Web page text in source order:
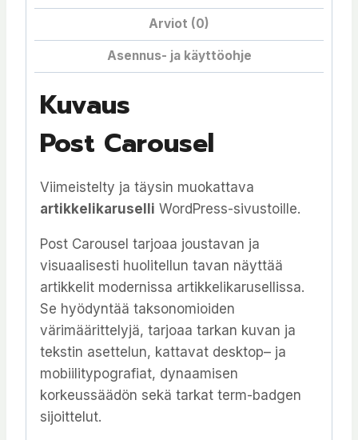
Arviot (0)
Asennus- ja käyttöohje
Kuvaus
Post Carousel
Viimeistelty ja täysin muokattava
artikkelikaruselli WordPress-sivustoille.
Post Carousel tarjoaa joustavan ja
visuaalisesti huolitellun tavan näyttää
artikkelit modernissa artikkelikarusellissa.
Se hyödyntää taksonomioiden
värimäärittelyjä, tarjoaa tarkan kuvan ja
tekstin asettelun, kattavat desktop– ja
mobiilitypografiat, dynaamisen
korkeussäädön sekä tarkat term-badgen
sijoittelut.